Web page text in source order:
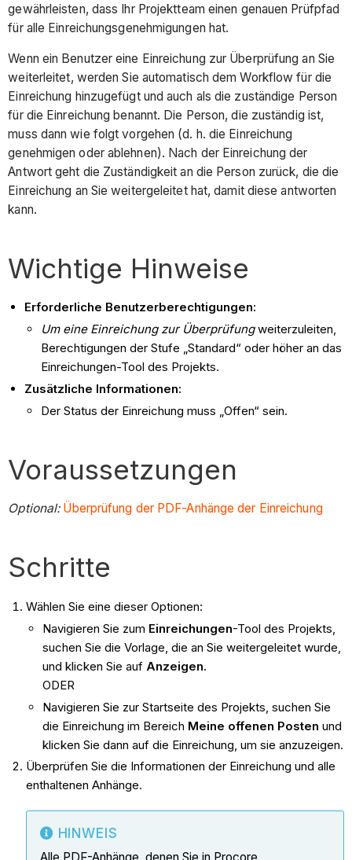
gewährleisten, dass Ihr Projektteam einen genauen Prüfpfad
für alle Einreichungsgenehmigungen hat.
Wenn ein Benutzer eine Einreichung zur Überprüfung an Sie
weiterleitet, werden Sie automatisch dem Workflow für die
Einreichung hinzugefügt und auch als die zuständige Person
für die Einreichung benannt. Die Person, die zuständig ist,
muss dann wie folgt vorgehen (d. h. die Einreichung
genehmigen oder ablehnen). Nach der Einreichung der
Antwort geht die Zuständigkeit an die Person zurück, die die
Einreichung an Sie weitergeleitet hat, damit diese antworten
kann.
Wichtige Hinweise
Erforderliche Benutzerberechtigungen:
Um eine Einreichung zur Überprüfungweiterzuleiten,
Berechtigungen der Stufe „Standard“ oder höher an das
Einreichungen-Tool des Projekts.
Zusätzliche Informationen:
Der Status der Einreichung muss „Offen“ sein.
Voraussetzungen
Optional: Überprüfung der PDF-Anhänge der Einreichung
Schritte
Wählen Sie eine dieser Optionen:
Navigieren Sie zum Einreichungen-Tool des Projekts,
suchen Sie die Vorlage, die an Sie weitergeleitet wurde,
und klicken Sie auf Anzeigen.
ODER
Navigieren Sie zur Startseite des Projekts, suchen Sie
die Einreichung im Bereich Meine offenen Posten und
klicken Sie dann auf die Einreichung, um sie anzuzeigen.
Überprüfen Sie die Informationen der Einreichung und alle
enthaltenen Anhänge.
HINWEIS